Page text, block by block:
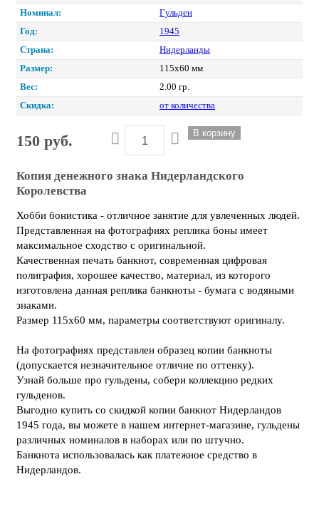
Номинал:
Гульден
Год:
1945
Страна:
Нидерланды
Размер:
115х60 мм
Вес:
2.00 гр.
Скидка:
от количества
150 руб.
Копия денежного знака Нидерландского
Королевства
Хобби бонистика - отличное занятие для увлеченных людей.
Представленная на фотографиях реплика боны имеет
максимальное сходство с оригинальной.
Качественная печать банкнот, современная цифровая
полиграфия, хорошее качество, материал, из которого
изготовлена данная реплика банкноты - бумага с водяными
знаками.
Размер 115х60 мм, параметры соответствуют оригиналу.
На фотографиях представлен образец копии банкноты
(допускается незначительное отличие по оттенку).
Узнай больше про гульдены, собери коллекцию редких
гульденов.
Выгодно купить со скидкой копии банкнот Нидерландов
1945 года, вы можете в нашем интернет-магазине, гульдены
различных номиналов в наборах или по штучно.
Банкнота использовалась как платежное средство в
Нидерландов.